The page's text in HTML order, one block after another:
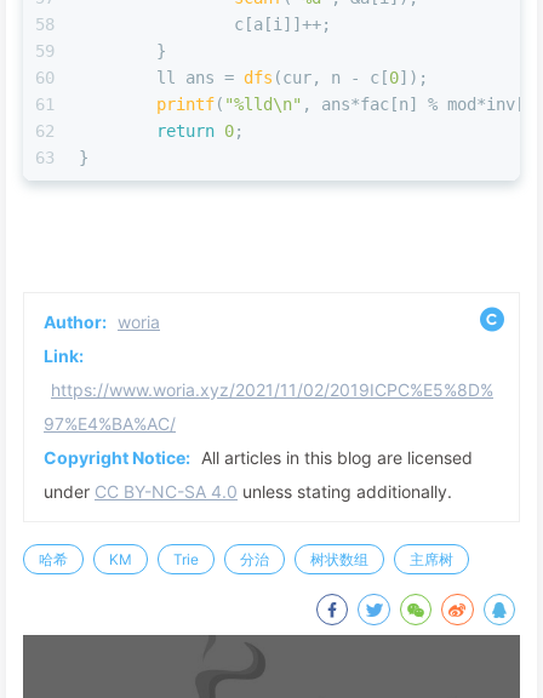
58
59
60
61
62
63
		c[a[i]]++;
	}
	ll ans =
dfs (cur, n - c[0]);
printf( "%lld\n" , ans*fac[n] %
return 0;
}
Author: woria
Link:
https://www.woria.xyz/2021/11/02/2019ICPC%E5%8D%
97%E4%BA%AC/
Copyright Notice: All articles in this blog are licensed
under CC BY-NC-SA 4.0 unless stating additionally.
哈希 KM Trie 分治 树状数组 主席树